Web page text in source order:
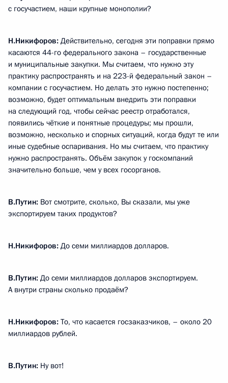
с госучастием, наши крупные монополии?
Н.Никифоров: Действительно, сегодня эти поправки прямо
касаются 44-го федерального закона – государственные
и муниципальные закупки. Мы считаем, что нужно эту
практику распространять и на 223-й федеральный закон –
компании с госучастием. Но делать это нужно постепенно;
возможно, будет оптимальным внедрить эти поправки
на следующий год, чтобы сейчас реестр отработался,
появились чёткие и понятные процедуры; мы прошли,
возможно, несколько и спорных ситуаций, когда будут те или
иные судебные оспаривания. Но мы считаем, что практику
нужно распространять. Объём закупок у госкомпаний
значительно больше, чем у всех госорганов.
В.Путин: Вот смотрите, сколько, Вы сказали, мы уже
экспортируем таких продуктов?
Н.Никифоров: До семи миллиардов долларов.
В.Путин: До семи миллиардов долларов экспортируем.
А внутри страны сколько продаём?
Н.Никифоров: То, что касается госзаказчиков, – около 20
миллиардов рублей.
В.Путин: Ну вот!